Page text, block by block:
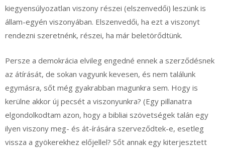
kiegyensúlyozatlan viszony részei (elszenvedői) leszünk is
állam-egyén viszonyában. Elszenvedői, ha ezt a viszonyt
rendezni szeretnénk, részei, ha már beletörődtünk.
Persze a demokrácia elvileg engedné ennek a szerződésnek
az átírását, de sokan vagyunk kevesen, és nem találunk
egymásra, sőt még gyakrabban magunkra sem. Hogy is
kerülne akkor új pecsét a viszonyunkra? (Egy pillanatra
elgondolkodtam azon, hogy a bibliai szövetségek talán egy
ilyen viszony meg- és át-írására szerveződtek-e, esetleg
vissza a gyökerekhez előjellel? Sőt annak egy kiterjesztett